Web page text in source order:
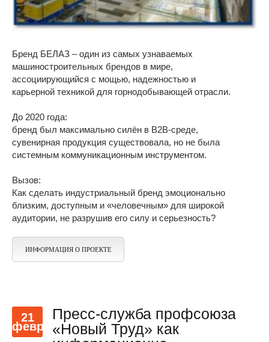
Бренд БЕЛАЗ – один из самых узнаваемых
машиностроительных брендов в мире,
ассоциирующийся с мощью, надежностью и
карьерной техникой для горнодобывающей отрасли.
До 2020 года:
бренд был максимально силён в B2B-среде,
сувенирная продукция существовала, но не была
системным коммуникационным инструментом.
Вызов:
Как сделать индустриальный бренд эмоционально
близким, доступным и «человечным» для широкой
аудитории, не разрушив его силу и серьезность?
ИНФОРМАЦИЯ О ПРОЕКТЕ
21
февр
Пресс-служба профсоюза
«Новый Труд» как